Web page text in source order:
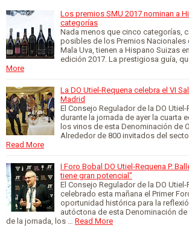
Los premios SMU 2017 nominan a
categorías
Nada menos que cinco categorías,
posibles de los Premios Nacionales
Mala Uva, tienen a Hispano Suizas
edición 2017. La prestigiosa guía,
More
La DO Utiel-Requena celebra el VI
Madrid
El Consejo Regulador de la DO
durante la jornada de ayer la cuarta
los vinos de esta Denominación de
Alrededor de 800 invitados del
Read More
I Foro Bobal DO Utiel-Requena P.
tiene gran potencial"
El Consejo Regulador de la DO Utiel-
celebrado esta mañana el Primer
oportunidad histórica para la
autóctona de esta Denominación
de la jornada, los … Read More